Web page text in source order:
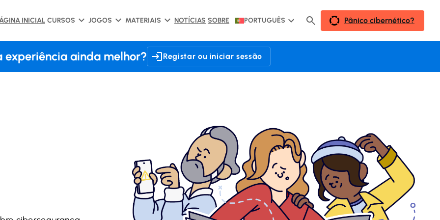
INICIAL CURSOS JOGOS MATERIAIS NOTÍCIAS SOBRE PORTUGUÊS Pânico cibernético?
experiência ainda melhor? Registar ou iniciar sessão